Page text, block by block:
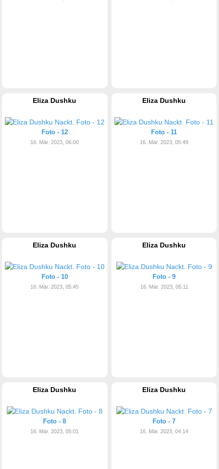
Eliza Dushku
Foto - 12
16. Mär. 2023, 06:00
Eliza Dushku
Foto - 11
16. Mär. 2023, 05:49
Eliza Dushku
Foto - 10
16. Mär. 2023, 05:45
Eliza Dushku
Foto - 9
16. Mär. 2023, 05:11
Eliza Dushku
Foto - 8
16. Mär. 2023, 05:01
Eliza Dushku
Foto - 7
16. Mär. 2023, 04:14